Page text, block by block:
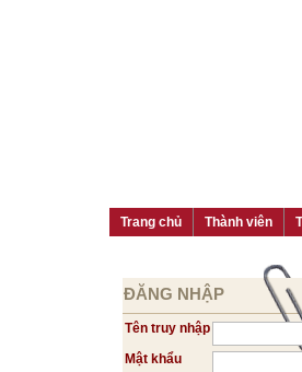
Trang chủ Thành viên
ĐĂNG NHẬP
Tên truy nhập
Mật khẩu